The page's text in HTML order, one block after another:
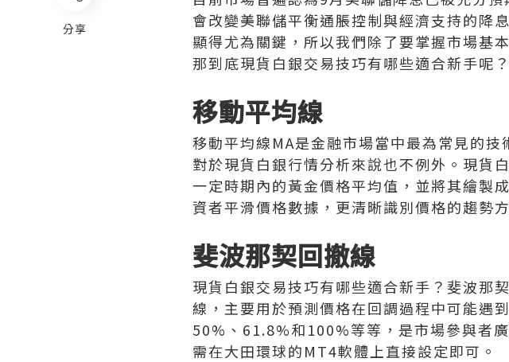
會改變美聯儲平衡通脹控制與經濟支持的降
顯得尤為關鍵，所以我們除了要掌握市場基
那到底現貨白銀交易技巧有哪些適合新手呢？
移動平均線
移動平均線MA是金融市場當中最為常見的
對於現貨白銀行情分析來說也不例外。現貨
一定時期內的黃金價格平均值，並將其繪製
資者平滑價格數據，更清晰識別價格的趨勢方
斐波那契回撤線
現貨白銀交易技巧有哪些適合新手？斐波那
線，主要用於預測價格在回調過程中可能遇
50%、61.8%和100%等等，是市場參與者
需在大田環球的MT4軟體上直接設定即可。
分享